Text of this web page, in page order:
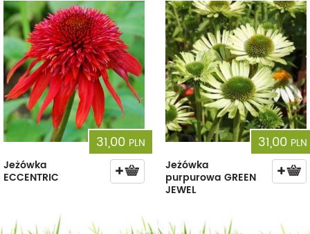
31,00 PLN
Jeżówka
ECCENTRIC
31,00 PLN
Jeżówka
purpurowa GREEN
JEWEL